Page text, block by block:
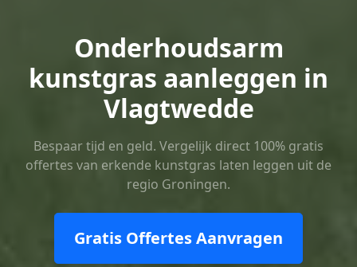
Onderhoudsarm
kunstgras aanleggen in
Vlagtwedde
Bespaar tijd en geld. Vergelijk direct 100% gratis
offertes van erkende kunstgras laten leggen uit de
regio Groningen.
Gratis Offertes Aanvragen